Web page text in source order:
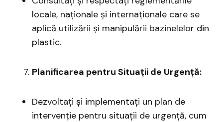
locale, naționale și internaționale care se
aplică utilizării și manipulării bazinelelor din
plastic.
Planificarea pentru Situații de Urgență:
Dezvoltați și implementați un plan de
intervenție pentru situații de urgență, cum